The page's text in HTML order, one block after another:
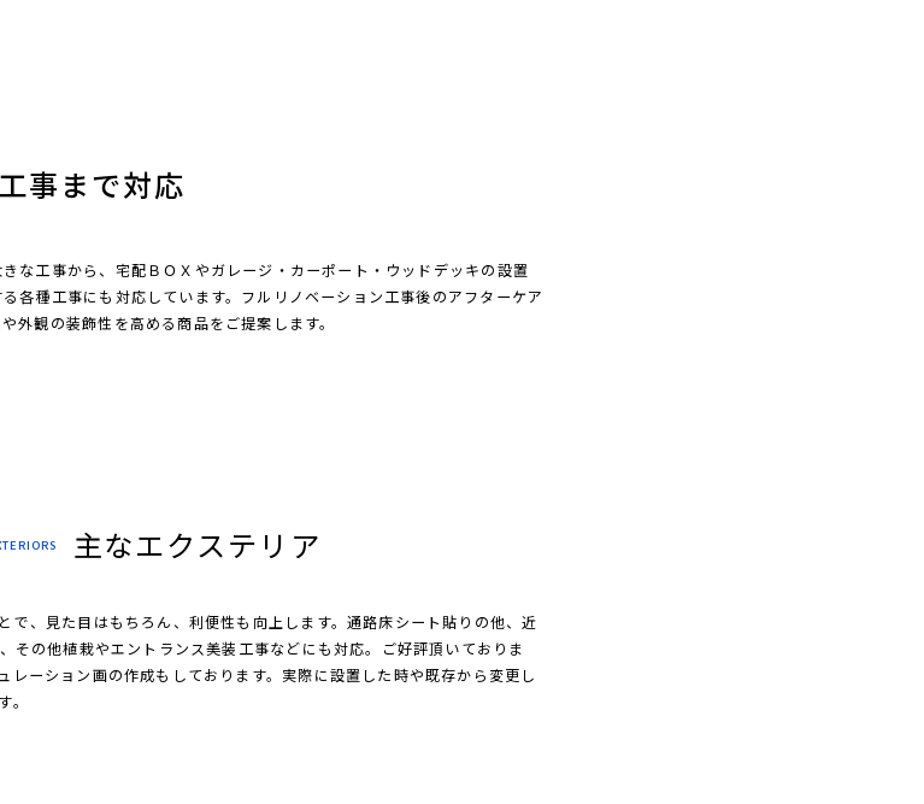
事まで対応
な工事から、宅配ＢＯＸやガレージ・カーポート・ウッドデッキの設置
各種工事にも対応しています。フルリノベーション工事後のアフターケア
外観の装飾性を高める商品をご提案します。
主なエクステリア
で、見た目はもちろん、利便性も向上します。通路床シート貼りの他、近
その他植栽やエントランス美装工事などにも対応。ご好評頂いておりま
レーション画の作成もしております。実際に設置した時や既存から変更し